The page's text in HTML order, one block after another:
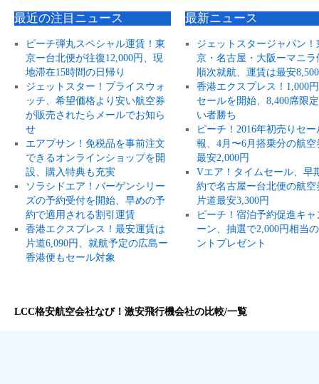
最近の注目ニュース
ピーチ弾丸スペシャル運賃！東
京ー台北便が往復12,000円、現
地滞在15時間の日帰り
ジェットスター！プライスウォ
ッチ、希望価格より安い航空券
が販売されたらメールでお知ら
せ
エアプサン！免税品を事前注文
できるオンラインショップを開
設、購入特典も充実
ソラシドエア！バーゲンシリー
ズの予約受付を開始、早めの予
約で適用される割引運賃
香港エクスプレス！最安運賃は
片道6,090円、就航予定の広島ー
香港便もセール対象
最新ニュース
ジェットスタージャパン！
京・名古屋・大阪ーマニラ
順次就航、運賃は最安
香港エクスプレス！1,000
セールを開始、8,400席限
い者勝ち
ピーチ！2016年初売りセー
報、4月〜6月搭乗分の航空
最安2,000円
Vエア！タイムセール、早
約で名古屋ー台北便の航空
片道最安3,300円
ピーチ！宿泊予約促進キャ
ーン、抽選で2,000円相当
ントプレゼント
LCC格安航空会社なび！激安飛行機会社の比較/一覧